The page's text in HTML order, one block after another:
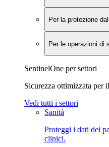
Per la protezione
Per le operazioni di
SentinelOne per settori
Sicurezza ottimizzata per
Vedi tutti i settori
Sanità
Proteggi i dati dei
clinici.